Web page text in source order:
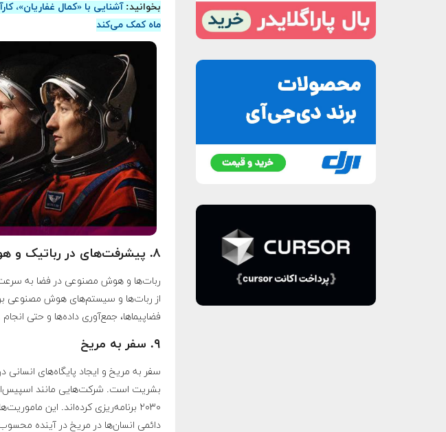
بخوانید:آشنایی با «کمال غفاریان»،
ماه کمک می‌کند
۸. پیشرفت‌های در رباتیک و هوش مصنوعی فضایی
از ربات‌ها و سیستم‌های هوش مصنوعی
فضاپیماها، جمع‌آوری داده‌ها و حتی
۹. سفر به مریخ
سفر به مریخ و ایجاد پایگاه‌های انسانی
بشریت است. شرکت‌هایی مانند
۲۰۳۰ برنامه‌ریزی کرده‌اند. این
دائمی انسان‌ها در مریخ در آینده